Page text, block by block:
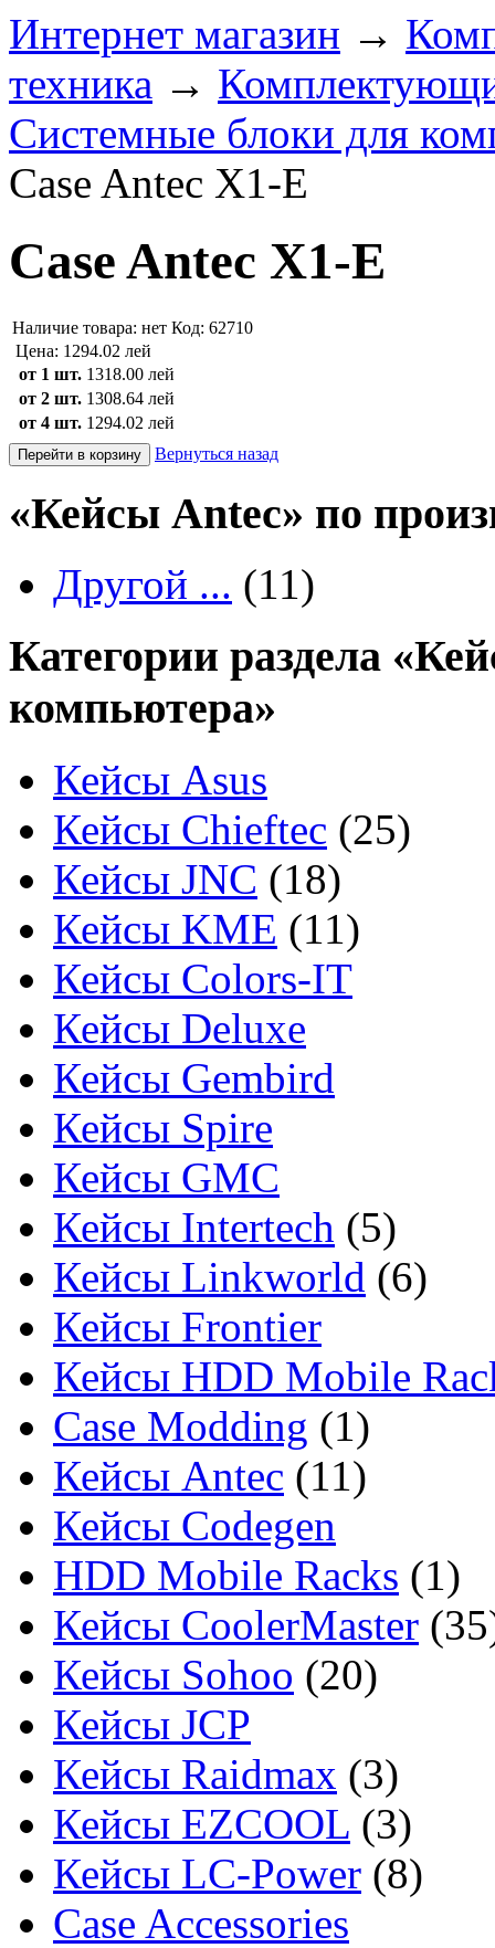
Интернет магазин →
техника →
Системные блоки для
Case Antec X1-E
Case Antec X1-E
Наличие товара: нет Код: 62710
Цена: 1294.02 лей
от 1 шт. 1318.00 лей
от 2 шт. 1308.64 лей
от 4 шт. 1294.02 лей
Вернуться назад
«Кейсы Antec» по
Другой ... (11)
Категории раздела
компьютера»
Кейсы Asus
Кейсы Chieftec (25)
Кейсы JNC (18)
Кейсы KME (11)
Кейсы Colors-IT
Кейсы Deluxe
Кейсы Gembird
Кейсы Spire
Кейсы GMC
Кейсы Intertech (5)
Кейсы Linkworld (6)
Кейсы Frontier
Кейсы HDD Mobile
Case Modding (1)
Кейсы Antec (11)
Кейсы Codegen
HDD Mobile Racks (1)
Кейсы CoolerMaster
Кейсы Sohoo (20)
Кейсы JCP
Кейсы Raidmax (3)
Кейсы EZCOOL (3)
Кейсы LC-Power (8)
Case Accessories